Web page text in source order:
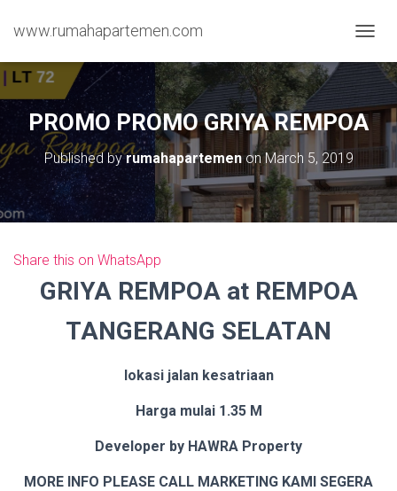
www.rumahapartemen.com
O
G
L
E
V
I
G
PROMO PROMO GRIYA REMPOA
Published byrumahapartemenonMarch 5, 2019
Share this on WhatsApp
GRIYA REMPOA at REMPOA
TANGERANG SELATAN
lokasi jalan kesatriaan
Harga mulai 1.35 M
Developer by HAWRA Property
MORE INFO PLEASE CALL MARKETING KAMI SEGERA